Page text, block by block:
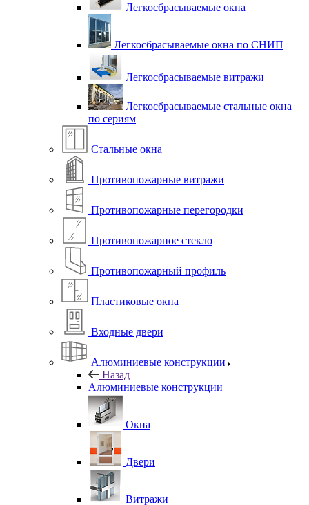
Легкосбрасываемые окна
Легкосбрасываемые окна по СНИП
Легкосбрасываемые витражи
Легкосбрасываемые стальные окна
по сериям
Стальные окна
Противопожарные витражи
Противопожарные перегородки
Противопожарное стекло
Противопожарный профиль
Пластиковые окна
Входные двери
Алюминиевые конструкции
Назад
Алюминиевые конструкции
Окна
Двери
Витражи